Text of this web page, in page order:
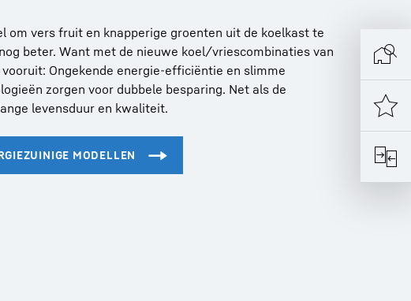
om vers fruit en knapperige groenten uit de koelkast te
beter. Want met de nieuwe koel/vriescombinaties van
Ongekende energie-efficiëntie en slimme
zorgen voor dubbele besparing. Net als de
levensduur en kwaliteit.